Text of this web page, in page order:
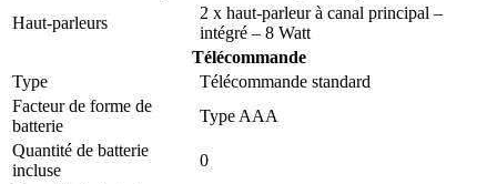
Haut-parleurs
2 x haut-parleur à canal principal –
intégré – 8 Watt
Télécommande
Type
Télécommande standard
Facteur de forme de
batterie
Type AAA
Quantité de batterie
incluse
0